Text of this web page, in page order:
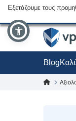
Εξετάζουμε τους
Blog